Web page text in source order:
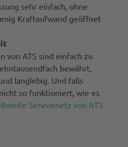
sehr einfach, ohne
Kraftaufwand geöffnet
von ATS sind einfach zu
bewährt,
langlebig. Und falls
so funktioniert, wie es
Servicenetz von ATS